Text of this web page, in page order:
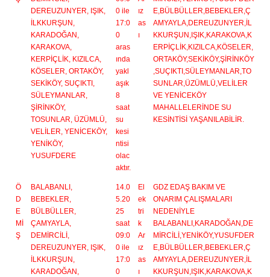
DEREUZUNYER, IŞIK,
İLKKURŞUN,
KARADOĞAN,
KARAKOVA,
KERPİÇLİK, KIZILCA,
KÖSELER, ORTAKÖY,
SEKİKÖY, SUÇIKTI,
SÜLEYMANLAR,
ŞİRİNKÖY,
TOSUNLAR, ÜZÜMLÜ,
VELİLER, YENİCEKÖY,
YENİKÖY,
YUSUFDERE
0 ile
17:0
0
aras
ında
yakl
aşık
8
saat
su
kesi
ntisi
olac
aktır.
ız
as
ı
E,BÜLBÜLLER,BEBEKLER,Ç
AMYAYLA,DEREUZUNYER,İL
KKURŞUN,IŞIK,KARAKOVA,K
ERPİÇLİK,KIZILCA,KÖSELER,
ORTAKÖY,SEKİKÖY,ŞİRİNKÖY
,SUÇIKTI,SÜLEYMANLAR,TO
SUNLAR,ÜZÜMLÜ,VELİLER
VE YENİCEKÖY
MAHALLELERİNDE SU
KESİNTİSİ YAŞANILABİLİR.
Ö
D
E
Mİ
Ş
BALABANLI,
BEBEKLER,
BÜLBÜLLER,
ÇAMYAYLA,
DEMİRCİLİ,
DEREUZUNYER, IŞIK,
İLKKURŞUN,
KARADOĞAN,
14.0
5.20
25
saat
09:0
0 ile
17:0
0
El
ek
tri
k
Ar
ız
as
ı
GDZ EDAŞ BAKIM VE
ONARIM ÇALIŞMALARI
NEDENİYLE
BALABANLI,KARADOĞAN,DE
MİRCİLİ,YENİKÖY,YUSUFDER
E,BÜLBÜLLER,BEBEKLER,Ç
AMYAYLA,DEREUZUNYER,İL
KKURŞUN,IŞIK,KARAKOVA,K